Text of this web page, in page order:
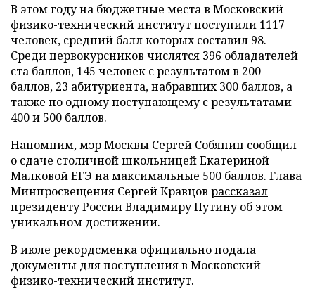
В этом году на бюджетные места в Московский
физико-технический институт поступили 1117
человек, средний балл которых составил 98.
Среди первокурсников числятся 396 обладателей
ста баллов, 145 человек с результатом в 200
баллов, 23 абитуриента, набравших 300 баллов, а
также по одному поступающему с результатами
400 и 500 баллов.
Напомним, мэр Москвы Сергей Собянин сообщил
о сдаче столичной школьницей Екатериной
Малковой ЕГЭ на максимальные 500 баллов. Глава
Минпросвещения Сергей Кравцов рассказал
президенту России Владимиру Путину об этом
уникальном достижении.
В июле рекордсменка официальноподала
документы для поступления в Московский
физико-технический институт.